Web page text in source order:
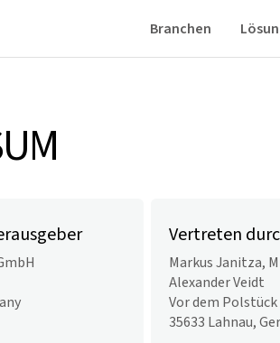
Branchen
Vertreten
Markus Janitza,
Alexander Veidt
Vor dem Polstück
35633 Lahnau,